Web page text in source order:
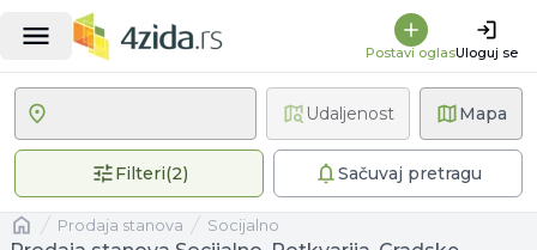
Postavi oglasUloguj se
Mapa
Filteri(2)2 primenjena filteraSačuvaj pretragu
Udaljenost
Naslovnaprodaja stanova Socijalno